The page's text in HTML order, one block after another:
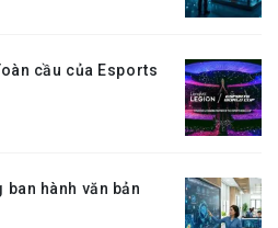
cầu của Esports
ban hành văn bản